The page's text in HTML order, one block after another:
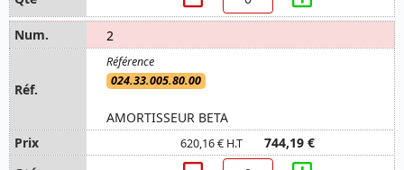
2
024.33.005.80.00
AMORTISSEUR BETA
620,16 € H.T 744,19 €